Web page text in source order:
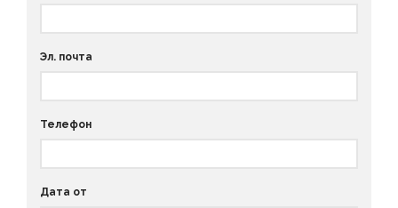
Эл. почта
Телефон
Дата от